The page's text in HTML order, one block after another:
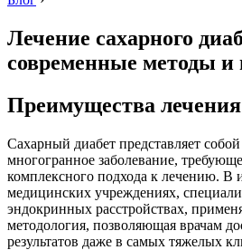
Лечение сахарного
современные методы и
Преимущества
Сахарный диабет представляет
многогранное заболевание,
комплексного подхода к лечению. В
медицинских учреждениях,
эндокринных расстройствах,
методология, позволяющая врачам
результатов даже в самых тяжелых